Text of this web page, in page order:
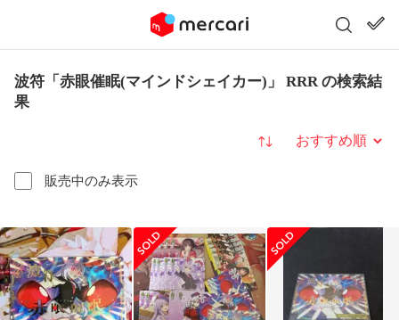
波符「赤眼催眠(マインドシェイカー)」 RRR の検索結
果
販売中のみ表示
並び替え